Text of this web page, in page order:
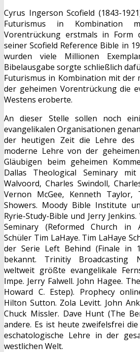
Cyrus Ingerson Scofield (1843-
Futurismus in Kombination
Vorentrückung erstmals in Form
seiner Scofield Reference Bible in
wurden viele Millionen
Bibelausgabe sorgte schließlich
Futurismus in Kombination mit der
der geheimen Vorentrückung die
Westens eroberte.
An dieser Stelle sollen noch
evangelikalen Organisationen
der heutigen Zeit die Lehre des
moderne Lehre von der
Gläubigen beim geheimen
Dallas Theological Seminary
Walvoord, Charles Swindoll,
Vernon McGee, Kenneth Taylor,
Showers. Moody Bible Institute
Ryrie-Study-Bible und Jerry
Seminary (Reformed Church in
Schüler Tim LaHaye. Tim LaHaye
der Serie Left Behind (Finale in
bekannt. Trinitiy Broadcasting
weltweit größte evangelikale
Impe. Jerry Falwell. John Hagee.
Howard C. Estep). Prophecy
Hilton Sutton. Zola Levitt. John
Chuck Missler. Dave Hunt (The
andere. Es ist heute zweifelsfrei
eschatologische Lehre in der
westlichen Welt.